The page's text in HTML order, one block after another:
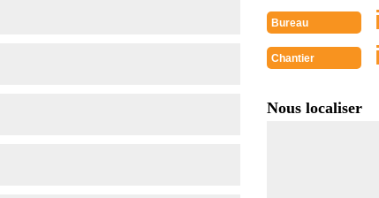
Bureau
Chantier
Nous localiser